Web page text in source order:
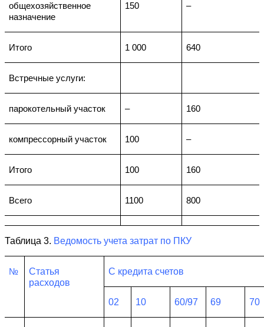
общехозяйственное
назначение
150 –
Итого 1 000 640
Встречные услуги:
парокотельный участок – 160
компрессорный участок 100 –
Итого 100 160
Всего 1100 800
Таблица 3. Ведомость учета затрат по ПКУ
№
Статья
расходов
С кредита счетов
02 10 60/97 69 70